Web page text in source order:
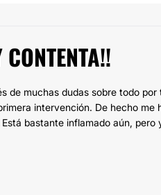
de muchas dudas sobre todo por
intervención. De hecho me
bastante inflamado aún, pero